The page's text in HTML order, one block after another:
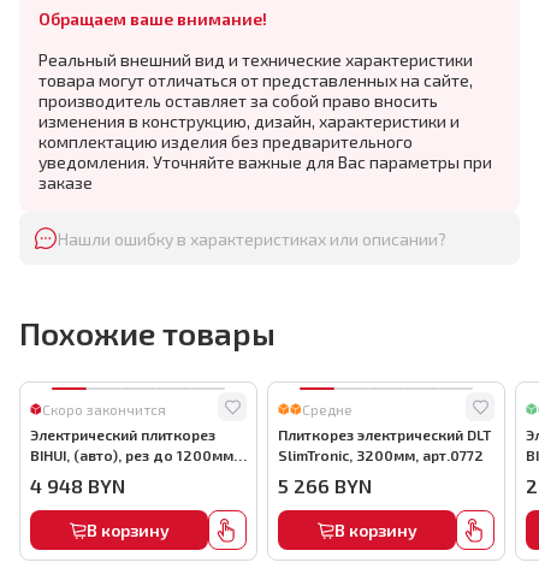
Обращаем ваше внимание!
Реальный внешний вид и технические характеристики
товара могут отличаться от представленных на сайте,
производитель оставляет за собой право вносить
изменения в конструкцию, дизайн, характеристики и
комплектацию изделия без предварительного
уведомления. Уточняйте важные для Вас параметры при
заказе
Нашли ошибку в характеристиках или описании?
Похожие товары
Скоро закончится
Электрический плиткорез
BIHUI, (авто), рез до 1200мм,
4 948 BYN
В корзину
Средне
Плиткорез электрический DLT
SlimTronic, 3200мм, арт.0772
5 266 BYN
В корзину